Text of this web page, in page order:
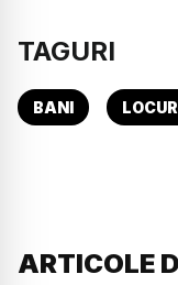
TAGURI
BANI
ARTICOLE